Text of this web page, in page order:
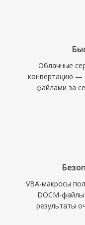
Облачные
конвертацию —
файлами за
VBA-макросы
DOCM-
результаты